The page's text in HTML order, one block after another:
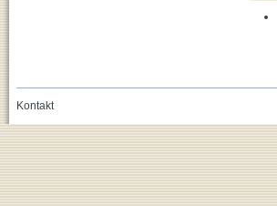
Kontakt